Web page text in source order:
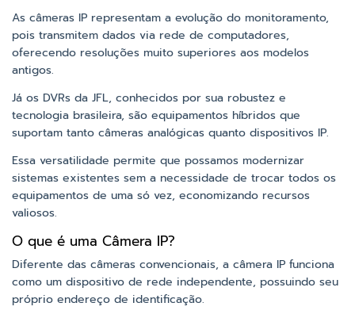
As câmeras IP representam a evolução do monitoramento,
pois transmitem dados via rede de computadores,
oferecendo resoluções muito superiores aos modelos
antigos.
Já os DVRs da JFL, conhecidos por sua robustez e
tecnologia brasileira, são equipamentos híbridos que
suportam tanto câmeras analógicas quanto dispositivos IP.
Essa versatilidade permite que possamos modernizar
sistemas existentes sem a necessidade de trocar todos os
equipamentos de uma só vez, economizando recursos
valiosos.
O que é uma Câmera IP?
Diferente das câmeras convencionais, a câmera IP funciona
como um dispositivo de rede independente, possuindo seu
próprio endereço de identificação.